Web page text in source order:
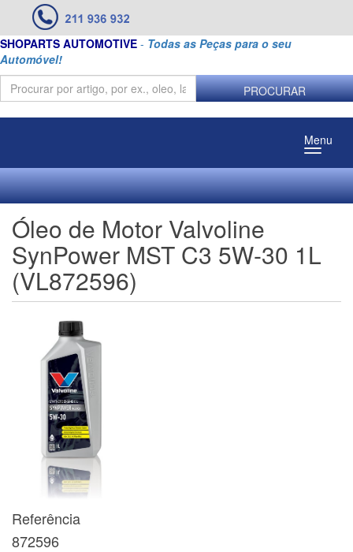
SHOPARTS AUTOMOTIVE - Todas as Peças para o seu
Automóvel!
PROCURAR
Menu
Óleo de Motor Valvoline
SynPower MST C3 5W-30 1L
(VL872596)
Referência
872596